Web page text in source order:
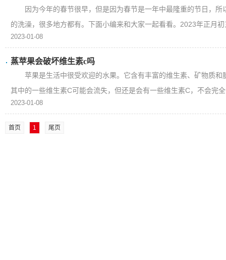
因为今年的春节很早，但是因为春节是一年中最隆重的节日，
的洗澡，很多地方都有。下面小编来和大家一起看看。2023年正月
2023-01-08
蒸苹果会破坏维生素c吗
苹果是生活中很受欢迎的水果。它含有丰富的维生素、矿物质
其中的一些维生素C可能会流失，但还是会有一些维生素C，不会完
2023-01-08
首页 1 尾页